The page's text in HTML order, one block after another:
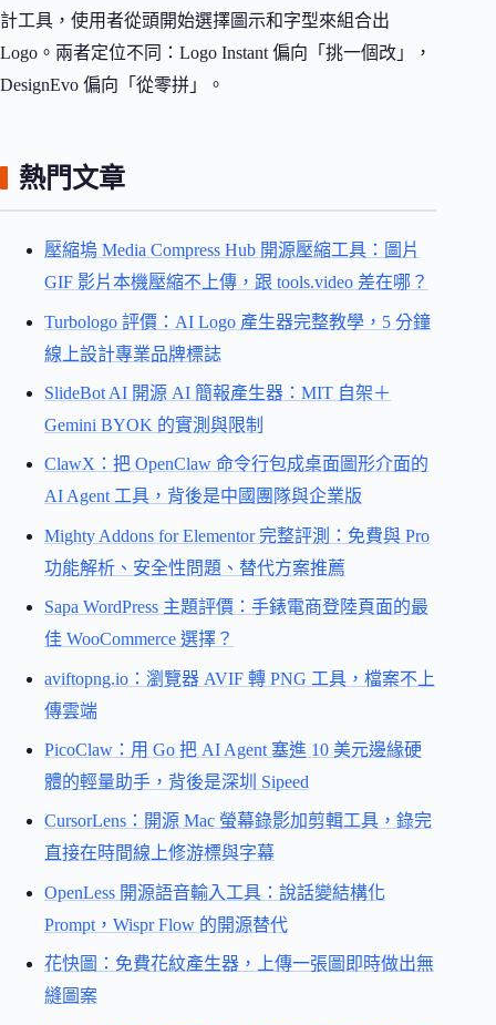
計工具，使用者從頭開始選擇圖示和字型來組合出
Logo。兩者定位不同：Logo Instant 偏向「挑一個改」，
DesignEvo 偏向「從零拼」。
熱門文章
壓縮塢 Media Compress Hub 開源壓縮工具：圖片
GIF 影片本機壓縮不上傳，跟 tools.video 差在哪？
Turbologo 評價：AI Logo 產生器完整教學，5 分鐘
線上設計專業品牌標誌
SlideBot AI 開源 AI 簡報產生器：MIT 自架＋
Gemini BYOK 的實測與限制
ClawX：把 OpenClaw 命令行包成桌面圖形介面的
AI Agent 工具，背後是中國團隊與企業版
Mighty Addons for Elementor 完整評測：免費與 Pro
功能解析、安全性問題、替代方案推薦
Sapa WordPress 主題評價：手錶電商登陸頁面的最
佳 WooCommerce 選擇？
aviftopng.io：瀏覽器 AVIF 轉 PNG 工具，檔案不上
傳雲端
PicoClaw：用 Go 把 AI Agent 塞進 10 美元邊緣硬
體的輕量助手，背後是深圳 Sipeed
CursorLens：開源 Mac 螢幕錄影加剪輯工具，錄完
直接在時間線上修游標與字幕
OpenLess 開源語音輸入工具：說話變結構化
Prompt，Wispr Flow 的開源替代
花快圖：免費花紋產生器，上傳一張圖即時做出無
縫圖案